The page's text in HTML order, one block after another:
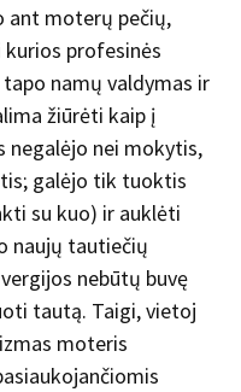
ant moterų pečių,
profesinės
namų valdymas ir
žiūrėti kaip į
negalėjo nei mokytis,
galėjo tik tuoktis
su kuo) ir auklėti
naujų tautiečių
nebūtų buvę
tautą. Taigi, vietoj
moteris